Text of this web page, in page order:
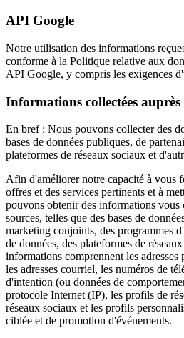
API Google
Notre utilisation des informations
conforme à la Politique relative aux
API Google, y compris les exigences
Informations collectées
En bref : Nous pouvons collecter des
bases de données publiques, de
plateformes de réseaux sociaux et
Afin d'améliorer notre capacité à vous
offres et des services pertinents et à
pouvons obtenir des informations vous
sources, telles que des bases de
marketing conjoints, des programmes
de données, des plateformes de
informations comprennent les adresses
les adresses courriel, les numéros de
d'intention (ou données de
protocole Internet (IP), les profils de
réseaux sociaux et les profils
ciblée et de promotion d'événements.